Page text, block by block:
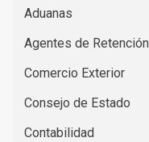
Aduanas
Agentes de Retención
Comercio Exterior
Consejo de Estado
Contabilidad